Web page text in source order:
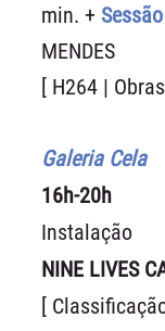
min. +
MENDES
[ H264 |
Galeria Cela
16h-20h
Instalação
NINE LIVES
[